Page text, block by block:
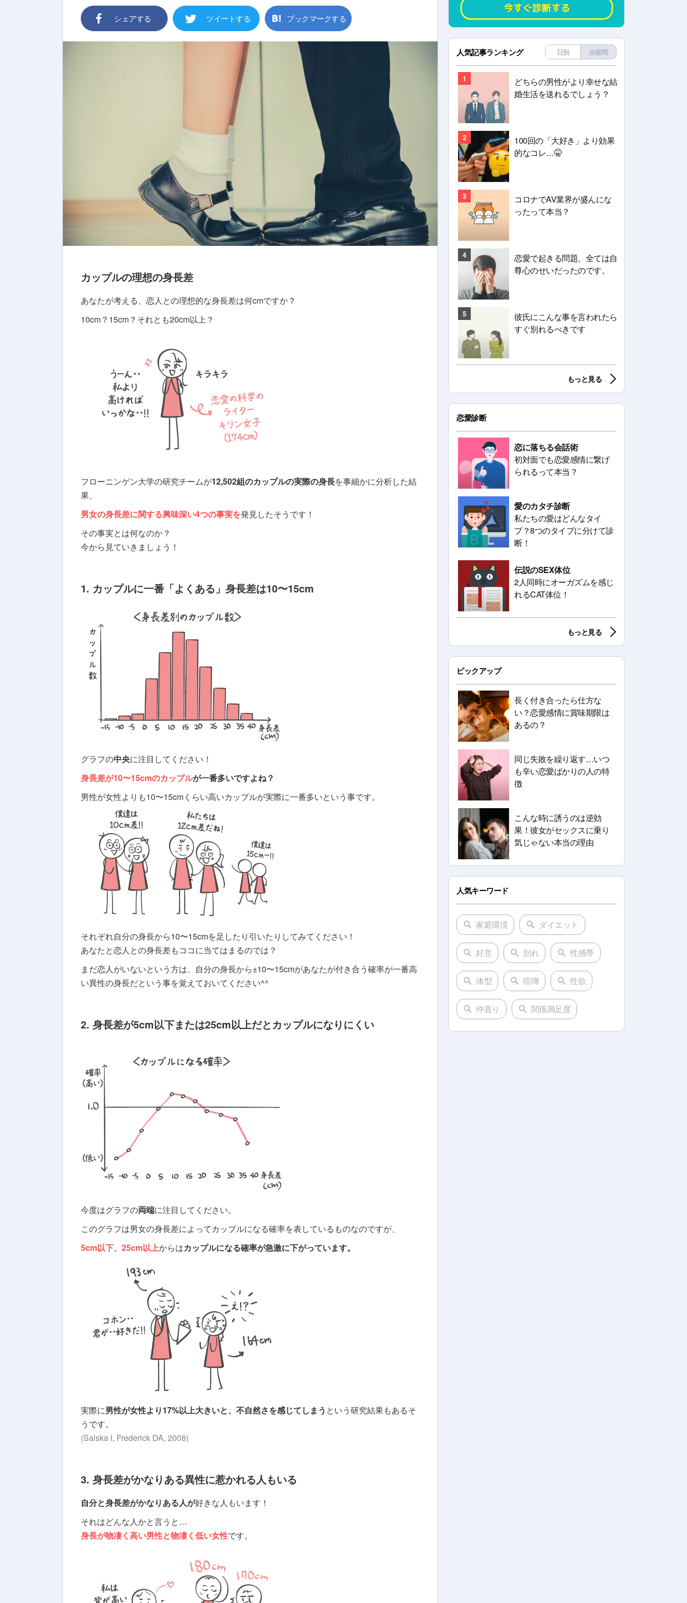
シェアする ツイートする ブックマークする
カップルの理想の身長差
あなたが考える、恋人との理想的な身長差は何cmですか？
10cm？15cm？それとも20cm以上？
フローニンゲン大学の研究チームが12,502組のカップルの実際の身長を事細かに分析した結
果、
男女の身長差に関する興味深い4つの事実を発見したそうです！
その事実とは何なのか？
今から見ていきましょう！
1. カップルに一番「よくある」身長差は10〜15cm
グラフの中央に注目してください！
身長差が10〜15cmのカップルが一番多いですよね？
男性が女性よりも10〜15cmくらい高いカップルが実際に一番多いという事です。
それぞれ自分の身長から10〜15cmを足したり引いたりしてみてください！
あなたと恋人との身長差もココに当てはまるのでは？
まだ恋人がいないという方は、自分の身長から±10〜15cmがあなたが付き合う確率が一番高
い異性の身長だという事を覚えておいてください^^
2. 身長差が5cm以下または25cm以上だとカップルになりにくい
今度はグラフの両端に注目してください。
このグラフは男女の身長差によってカップルになる確率を表しているものなのですが、
5cm以下、25cm以上からはカップルになる確率が急激に下がっています。
実際に男性が女性より17%以上大きいと、不自然さを感じてしまう という研究結果もあるそ
うです。
(Salska I, Frederick DA, 2008)
3. 身長差がかなりある異性に惹かれる人もいる
自分と身長差がかなりある人が好きな人もいます！
それはどんな人かと言うと…
身長が物凄く高い男性と物凄く低い女性です。
人気記事ランキング 日別 全期間
1
どちらの男性がより幸せな結
婚生活を送れるでしょう？
2
100回の「大好き」より効果
的なコレ…🤫
3
コロナでAV業界が盛んにな
ったって本当？
4
恋愛で起きる問題、全ては自
尊心のせいだったのです。
5
彼氏にこんな事を言われたら
すぐ別れるべきです
もっと見る
恋愛診断
恋に落ちる会話術
初対面でも恋愛感情に繋げ
られるって本当？
愛のカタチ診断
私たちの愛はどんなタイ
プ？8つのタイプに分けて診
断！
伝説のSEX体位
2人同時にオーガズムを感じ
れるCAT体位！
もっと見る
ピックアップ
長く付き合ったら仕方な
い？恋愛感情に賞味期限は
あるの？
同じ失敗を繰り返す…いつ
も辛い恋愛ばかりの人の特
徴
こんな時に誘うのは逆効
果！彼女がセックスに乗り
気じゃない本当の理由
人気キーワード
家庭環境 ダイエット
好意 別れ 性感帯
体型 喧嘩 性欲
仲直り 関係満足度